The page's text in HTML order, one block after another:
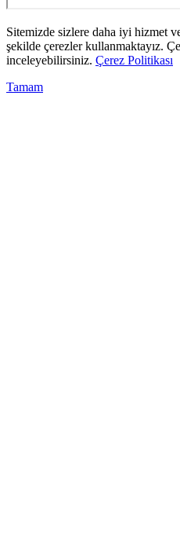
Sitemizde sizlere daha iyi hizmet
şekilde çerezler kullanmaktayız.
inceleyebilirsiniz. Çerez Politikası
Tamam